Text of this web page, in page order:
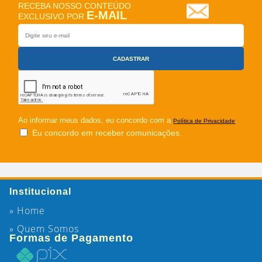
RECEBA NOSSO CONTEÚDO
EXCLUSIVO POR E-MAIL
Ao informar meus dados, eu concordo com aPolítica de Privacidade.
Eu concordo em receber comunicações.
Institucional
» Home
» Quem Somos
Formas de Pagamento